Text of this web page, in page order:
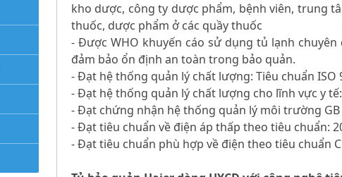
kho dược, công ty dược phẩm, bệnh viên, trung
thuốc, dược phẩm ở các quầy thuốc
- Được WHO khuyến cáo sử dụng tủ lạnh
đảm bảo ổn định an toàn trong bảo quản.
- Đạt hệ thống quản lý chất lượng: Tiêu chuẩn ISO
- Đạt hệ thống quản lý chất lượng cho lĩnh vực y tế:
- Đạt chứng nhận hệ thống quản lý môi trường GB
- Đạt tiêu chuẩn về điện áp thấp theo tiêu chuẩn:
- Đạt tiêu chuẩn phù hợp về điện theo tiêu chuẩn